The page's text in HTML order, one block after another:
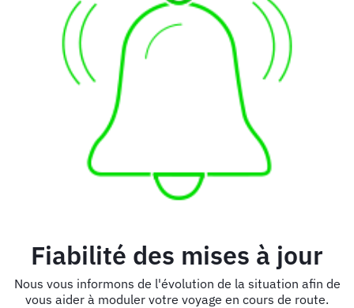
Fiabilité des mises à jour
Nous vous informons de l'évolution de la situation afin de
vous aider à moduler votre voyage en cours de route.